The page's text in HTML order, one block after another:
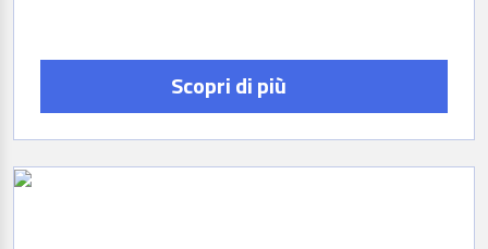
Scopri di più